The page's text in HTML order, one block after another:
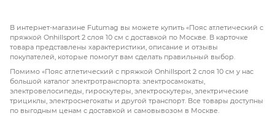
соревнованиями, но и каждодневным
использованием.
В интернет-магазине Futumag вы можете купить «Пояс атлетический с
пряжкой Onhillsport 2 слоя 10 см с доставкой по Москве. В карточке
товара представлены характеристики, описание и отзывы
покупателей, которые помогут вам сделать правильный выбор.
Помимо «Пояс атлетический с пряжкой Onhillsport 2 слоя 10 см у нас
большой каталог электротранспорта: электросамокаты,
электровелосипеды, гироскутеры, электроскутеры, электрические
трициклы, электроснегокаты и другой транспорт. Все товары доступны
по выгодным ценам с доставкой и самовывозом в Москве.